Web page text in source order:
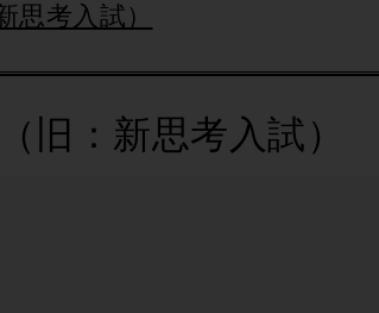
思考入試）
旧：新思考入試）